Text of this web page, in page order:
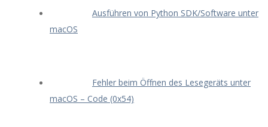
Ausführen von Python SDK/Software unter
macOS
Fehler beim Öffnen des Lesegeräts unter
macOS – Code (0x54)